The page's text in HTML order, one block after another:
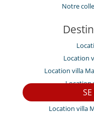
Notre
Location
Location villa
Location
Location villa
Location villa